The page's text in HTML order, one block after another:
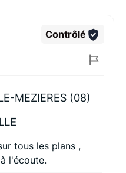
Contrôlé
MEZIERES (08)
tous les plans ,
l'écoute.